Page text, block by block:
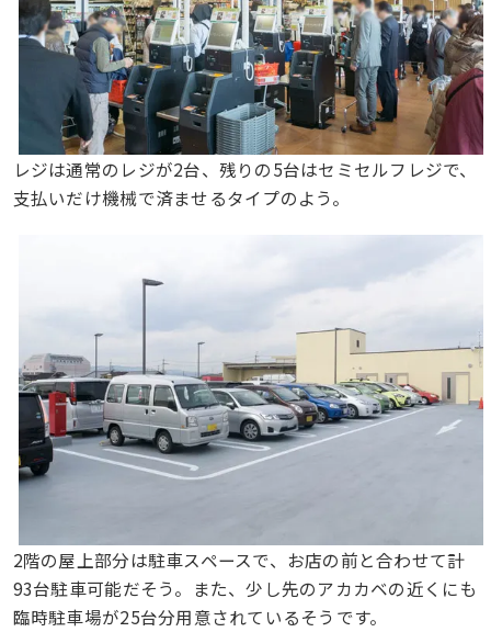
レジは通常のレジが2台、残りの5台はセミセルフレジで、
支払いだけ機械で済ませるタイプのよう。
2階の屋上部分は駐車スペースで、お店の前と合わせて計
93台駐車可能だそう。また、少し先のアカカベの近くにも
臨時駐車場が25台分用意されているそうです。